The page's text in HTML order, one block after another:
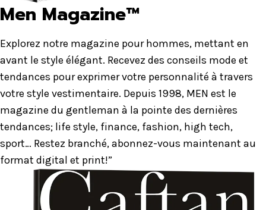
Men Magazine™
Explorez notre magazine pour hommes, mettant en
avant le style élégant. Recevez des conseils mode et
tendances pour exprimer votre personnalité à travers
votre style vestimentaire. Depuis 1998, MEN est le
magazine du gentleman à la pointe des dernières
tendances; life style, finance, fashion, high tech,
sport… Restez branché, abonnez-vous maintenant au
format digital et print!”